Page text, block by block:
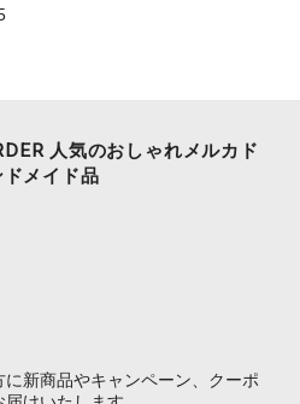
人気のおしゃれメルカド
メイド品
新商品やキャンペーン、クーポ